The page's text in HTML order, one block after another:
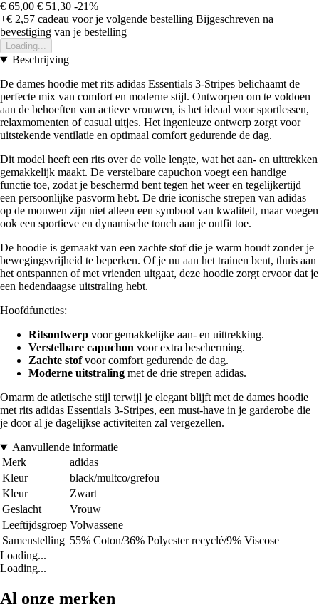
€ 65,00 € 51,30 -21%
+€ 2,57 cadeau voor je volgende bestelling Bijgeschreven na
bevestiging van je bestelling
Loading...
Beschrijving
De dames hoodie met rits adidas Essentials 3-Stripes belichaamt de
perfecte mix van comfort en moderne stijl. Ontworpen om te voldoen
aan de behoeften van actieve vrouwen, is het ideaal voor sportlessen,
relaxmomenten of casual uitjes. Het ingenieuze ontwerp zorgt voor
uitstekende ventilatie en optimaal comfort gedurende de dag.
Dit model heeft een rits over de volle lengte, wat het aan- en uittrekken
gemakkelijk maakt. De verstelbare capuchon voegt een handige
functie toe, zodat je beschermd bent tegen het weer en tegelijkertijd
een persoonlijke pasvorm hebt. De drie iconische strepen van adidas
op de mouwen zijn niet alleen een symbool van kwaliteit, maar voegen
ook een sportieve en dynamische touch aan je outfit toe.
De hoodie is gemaakt van een zachte stof die je warm houdt zonder je
bewegingsvrijheid te beperken. Of je nu aan het trainen bent, thuis aan
het ontspannen of met vrienden uitgaat, deze hoodie zorgt ervoor dat je
een hedendaagse uitstraling hebt.
Hoofdfuncties:
Ritsontwerp voor gemakkelijke aan- en uittrekking.
Verstelbare capuchon voor extra bescherming.
Zachte stofvoor comfort gedurende de dag.
Moderne uitstraling met de drie strepen adidas.
Omarm de atletische stijl terwijl je elegant blijft met de dames hoodie
met rits adidas Essentials 3-Stripes, een must-have in je garderobe die
je door al je dagelijkse activiteiten zal vergezellen.
Aanvullende informatie
Merk
adidas
Kleur
black/multco/grefou
Kleur
Zwart
Geslacht
Vrouw
Leeftijdsgroep Volwassene
Samenstelling 55% Coton/36% Polyester recyclé/9% Viscose
Loading...
Loading...
Al onze merken